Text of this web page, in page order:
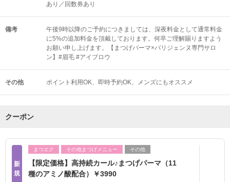
あり／回数券あり
備考
午後9時以降のご予約につきましては、深夜料金として通常料金
に5%の追加料金を頂戴しております。何卒ご理解賜りますよう
お願い申し上げます。【まつげパーマ×パリジェンヌ専門サロ
ン】#眉毛 #アイブロウ
その他 ポイント利用OK 即時予約OK メンズにもオススメ
クーポン
新
規
まつエク その他まつげメニュー その他
【限定価格】高持続カール♪まつげパーマ（11
種のアミノ酸配合）￥3990